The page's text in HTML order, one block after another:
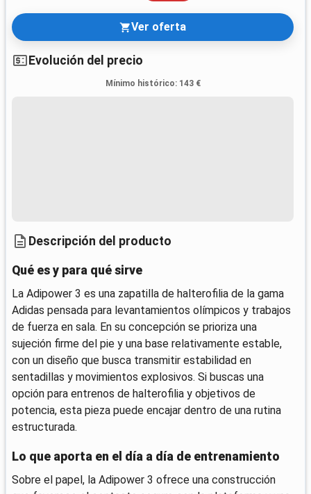
Ver oferta
Evolución del precio
Mínimo histórico: 143 €
Descripción del producto
Qué es y para qué sirve
La Adipower 3 es una zapatilla de halterofilia de la gama
Adidas pensada para levantamientos olímpicos y trabajos
de fuerza en sala. En su concepción se prioriza una
sujeción firme del pie y una base relativamente estable,
con un diseño que busca transmitir estabilidad en
sentadillas y movimientos explosivos. Si buscas una
opción para entrenos de halterofilia y objetivos de
potencia, esta pieza puede encajar dentro de una rutina
estructurada.
Lo que aporta en el día a día de entrenamiento
Sobre el papel, la Adipower 3 ofrece una construcción